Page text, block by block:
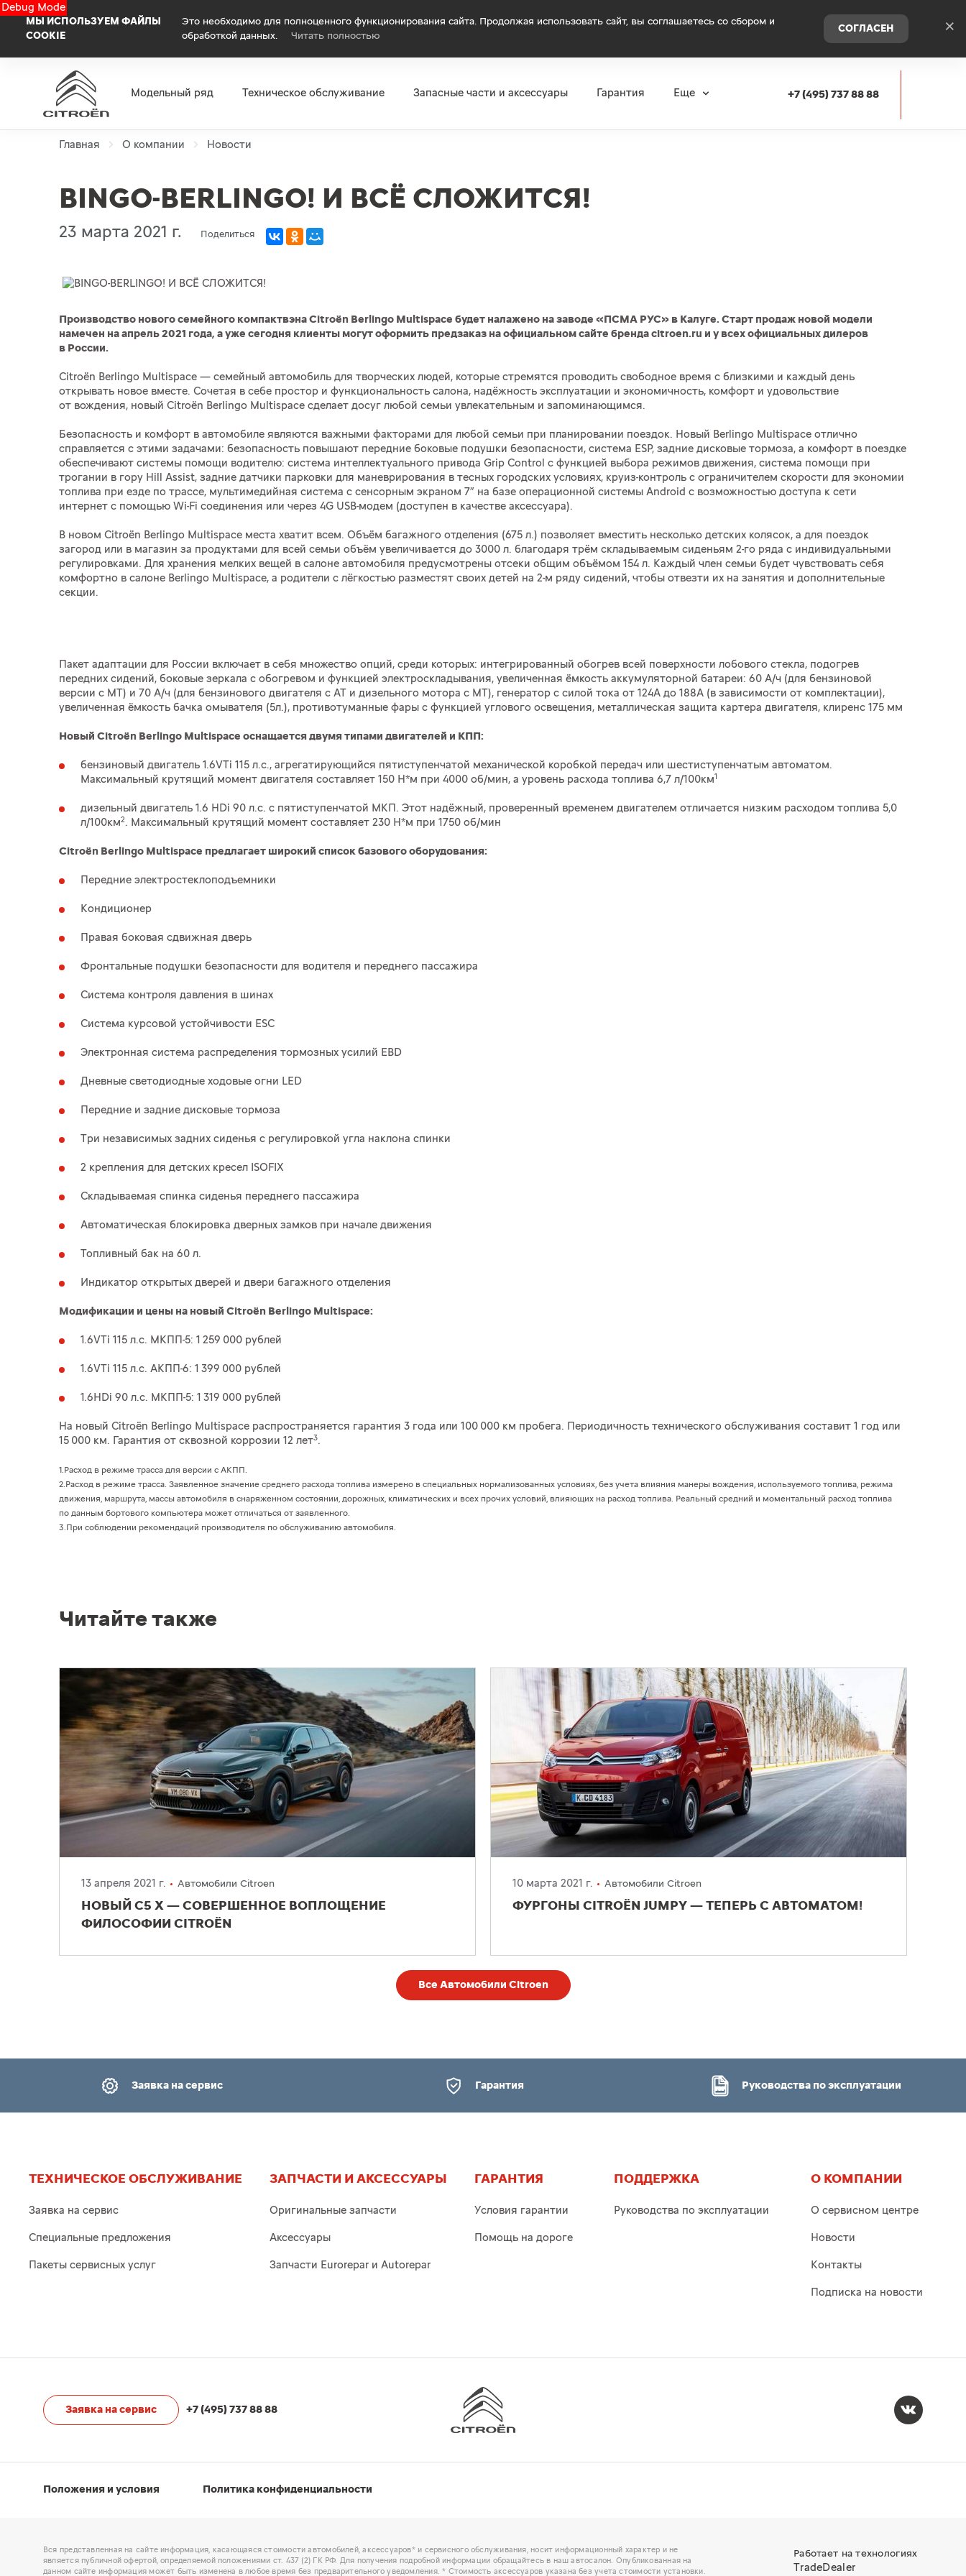
Debug Mode
МЫ ИСПОЛЬЗУЕМ ФАЙЛЫ
COOKIE
Это необходимо для полноценного функционирования сайта. Продолжая использовать сайт, вы соглашаетесь со сбором и
обработкой данных.
Читать полностью
СОГЛАСЕН ×
Модельный ряд Техническое обслуживание Запасные части и аксессуары Гарантия Еще +7 (495) 737 88 88
Главная О компании Новости
BINGO-BERLINGO! И ВСЁ СЛОЖИТСЯ!
23 марта 2021 г. Поделиться
Производство нового семейного компактвэна Citroёn Berlingo Multispace будет налажено на заводе «ПСМА РУС» в Калуге. Старт продаж новой модели
намечен на апрель 2021 года, а уже сегодня клиенты могут оформить предзаказ на официальном сайте бренда citroen.ru и у всех официальных дилеров
в России.
Citroёn Berlingo Multispace — семейный автомобиль для творческих людей, которые стремятся проводить свободное время с близкими и каждый день
открывать новое вместе. Сочетая в себе простор и функциональность салона, надёжность эксплуатации и экономичность, комфорт и удовольствие
от вождения, новый Citroёn Berlingo Multispace сделает досуг любой семьи увлекательным и запоминающимся.
Безопасность и комфорт в автомобиле являются важными факторами для любой семьи при планировании поездок. Новый Berlingo Multispace отлично
справляется с этими задачами: безопасность повышают передние боковые подушки безопасности, система ESP, задние дисковые тормоза, а комфорт в поездке
обеспечивают системы помощи водителю: система интеллектуального привода Grip Control с функцией выбора режимов движения, система помощи при
трогании в гору Hill Assist, задние датчики парковки для маневрирования в тесных городских условиях, круиз-контроль с ограничителем скорости для экономии
топлива при езде по трассе, мультимедийная система с сенсорным экраном 7” на базе операционной системы Android c возможностью доступа к сети
интернет с помощью Wi-Fi соединения или через 4G USB-модем (доступен в качестве аксессуара).
В новом Citroёn Berlingo Multispace места хватит всем. Объём багажного отделения (675 л.) позволяет вместить несколько детских колясок, а для поездок
загород или в магазин за продуктами для всей семьи объём увеличивается до 3000 л. благодаря трём складываемым сиденьям 2-го ряда с индивидуальными
регулировками. Для хранения мелких вещей в салоне автомобиля предусмотрены отсеки общим объёмом 154 л. Каждый член семьи будет чувствовать себя
комфортно в салоне Berlingo Multispace, а родители с лёгкостью разместят своих детей на 2-м ряду сидений, чтобы отвезти их на занятия и дополнительные
секции.
Пакет адаптации для России включает в себя множество опций, среди которых: интегрированный обогрев всей поверхности лобового стекла, подогрев
передних сидений, боковые зеркала с обогревом и функцией электроскладывания, увеличенная ёмкость аккумуляторной батареи: 60 А/ч (для бензиновой
версии с МТ) и 70 А/ч (для бензинового двигателя с АТ и дизельного мотора с МТ), генератор с силой тока от 124А до 188А (в зависимости от комплектации),
увеличенная ёмкость бачка омывателя (5л.), противотуманные фары с функцией углового освещения, металлическая защита картера двигателя, клиренс 175 мм
Новый Citroёn Berlingo Multispace оснащается двумя типами двигателей и КПП:
бензиновый двигатель 1.6VTi 115 л.с., агрегатирующийся пятиступенчатой механической коробкой передач или шестиступенчатым автоматом.
Максимальный крутящий момент двигателя составляет 150 Н*м при 4000 об/мин, а уровень расхода топлива 6,7 л/100км1
дизельный двигатель 1.6 HDi 90 л.с. с пятиступенчатой МКП. Этот надёжный, проверенный временем двигателем отличается низким расходом топлива 5,0
л/100км2. Максимальный крутящий момент составляет 230 Н*м при 1750 об/мин
Citroёn Berlingo Multispace предлагает широкий список базового оборудования:
Передние электростеклоподъемники
Кондиционер
Правая боковая сдвижная дверь
Фронтальные подушки безопасности для водителя и переднего пассажира
Система контроля давления в шинах
Система курсовой устойчивости ESC
Электронная система распределения тормозных усилий EBD
Дневные светодиодные ходовые огни LED
Передние и задние дисковые тормоза
Три независимых задних сиденья с регулировкой угла наклона спинки
2 крепления для детских кресел ISOFIX
Складываемая спинка сиденья переднего пассажира
Автоматическая блокировка дверных замков при начале движения
Топливный бак на 60 л.
Индикатор открытых дверей и двери багажного отделения
Модификации и цены на новый Citroёn Berlingo Multispace:
1.6VTi 115 л.с. МКПП-5: 1 259 000 рублей
1.6VTi 115 л.с. АКПП-6: 1 399 000 рублей
1.6HDi 90 л.с. МКПП-5: 1 319 000 рублей
На новый Citroёn Berlingo Multispace распространяется гарантия 3 года или 100 000 км пробега. Периодичность технического обслуживания составит 1 год или
15 000 км. Гарантия от сквозной коррозии 12 лет3.
1.Расход в режиме трасса для версии c АКПП.
2.Расход в режиме трасса. Заявленное значение среднего расхода топлива измерено в специальных нормализованных условиях, без учета влияния манеры вождения, используемого топлива, режима
движения, маршрута, массы автомобиля в снаряженном состоянии, дорожных, климатических и всех прочих условий, влияющих на расход топлива. Реальный средний и моментальный расход топлива
по данным бортового компьютера может отличаться от заявленного.
3.При соблюдении рекомендаций производителя по обслуживанию автомобиля.
Читайте также
13 апреля 2021 г. Автомобили Citroen
НОВЫЙ C5 X — СОВЕРШЕННОЕ ВОПЛОЩЕНИЕ
ФИЛОСОФИИ CITROЁN
10 марта 2021 г. Автомобили Citroen
ФУРГОНЫ CITROЁN JUMPY — ТЕПЕРЬ С АВТОМАТОМ!
Все Автомобили Citroen
Заявка на сервис Гарантия Руководства по эксплуатации
ТЕХНИЧЕСКОЕ ОБСЛУЖИВАНИЕ
Заявка на сервис
Специальные предложения
Пакеты сервисных услуг
ЗАПЧАСТИ И АКСЕССУАРЫ
Оригинальные запчасти
Аксессуары
Запчасти Eurorepar и Autorepar
ГАРАНТИЯ
Условия гарантии
Помощь на дороге
ПОДДЕРЖКА
Руководства по эксплуатации
О КОМПАНИИ
О сервисном центре
Новости
Контакты
Подписка на новости
+7 (495) 737 88 88
Заявка на сервис
Положения и условия Политика конфиденциальности
Вся представленная на сайте информация, касающаяся стоимости автомобилей, аксессуаров* и сервисного обслуживания, носит информационный характер и не
является публичной офертой, определяемой положениями ст. 437 (2) ГК РФ. Для получения подробной информации обращайтесь в наш автосалон. Опубликованная на
данном сайте информация может быть изменена в любое время без предварительного уведомления. * Стоимость аксессуаров указана без учета стоимости установки.
Работает на технологиях
TradeDealer